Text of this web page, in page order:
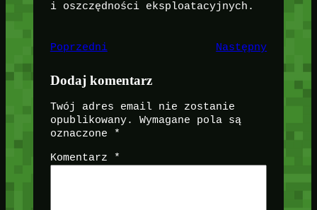
i oszczędności eksploatacyjnych.
Poprzedni Następny
Dodaj komentarz
Twój adres email nie zostanie
opublikowany.
Wymagane pola są
oznaczone
*
Komentarz *